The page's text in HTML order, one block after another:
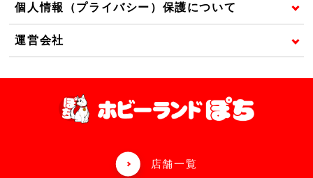
個人情報（プライバシー）保護について
運営会社
店舗一覧